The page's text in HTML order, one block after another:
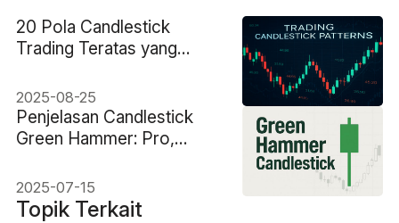
20 Pola Candlestick
Trading Teratas yang
Trader
2025-08-25
Penjelasan Candlestick
Green Hammer: Pro,
2025-07-15
Topik Terkait